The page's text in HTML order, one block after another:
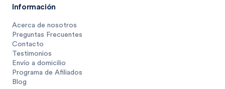
Información
Acerca de nosotros
Preguntas Frecuentes
Contacto
Testimonios
Envío a domicilio
Programa de Afiliados
Blog